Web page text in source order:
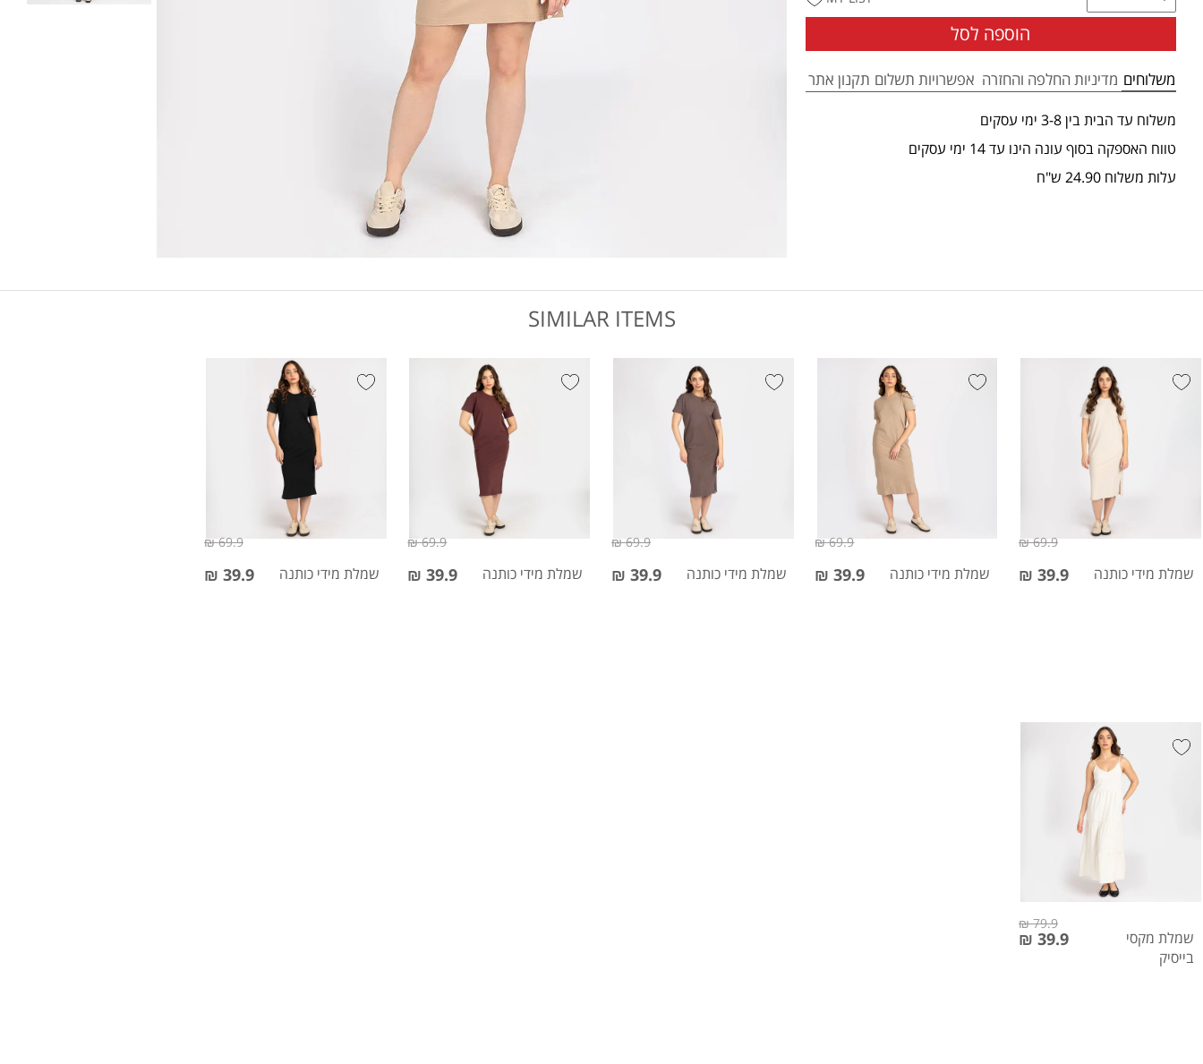
הוספה לסל
משלוחים מדיניות החלפה והחזרה אפשרויות תשלום תקנון אתר
משלוח עד הבית בין 3-8 ימי עסקים
טווח האספקה בסוף עונה הינו עד 14 ימי עסקים
עלות משלוח 24.90 ש"ח
SIMILAR ITEMS
שמלת מידי כותנה 39.9 ₪
69.9 ₪
שמלת מידי כותנה 39.9 ₪
69.9 ₪
שמלת מידי כותנה 39.9 ₪
69.9 ₪
שמלת מידי כותנה 39.9 ₪
69.9 ₪
שמלת מידי כותנה 39.9 ₪
69.9 ₪
שמלת מקסי
בייסיק
39.9 ₪
79.9 ₪